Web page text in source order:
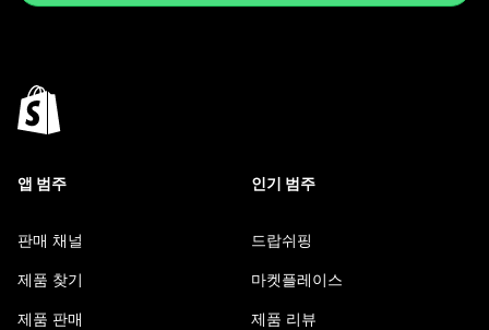
앱 범주
판매 채널
제품 찾기
제품 판매
인기 범주
드랍쉬핑
마켓플레이스
제품 리뷰